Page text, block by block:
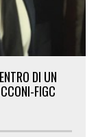
DI UN
FIGC